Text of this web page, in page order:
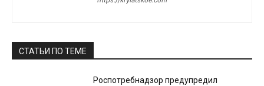
СТАТЬИ ПО ТЕМЕ
Роспотребнадзор предупредил